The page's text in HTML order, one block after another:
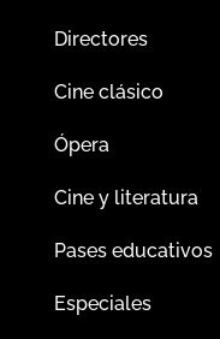
Directores
Cine clásico
Ópera
Cine y literatura
Pases educativos
Especiales